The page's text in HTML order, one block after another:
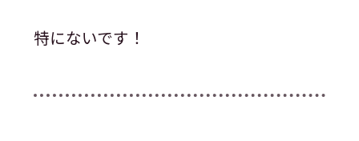
特にないです！